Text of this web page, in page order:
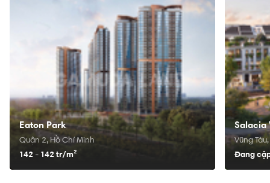
Eaton Park
Quận 2, Hồ Chí Minh
142 - 142 tr/m²
Salacia
Vũng
Đang